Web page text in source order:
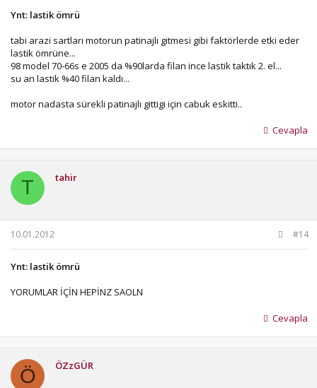
Ynt: lastik ömrü
tabi arazi sartları motorun patinajlı gitmesi gibi faktörlerde etki eder
lastik ömrüne...
98 model 70-66s e 2005 da %90larda filan ince lastik taktık 2. el...
su an lastik %40 filan kaldı...
motor nadasta sürekli patinajlı gittigi için cabuk eskitti..
Cevapla
T tahir
10.01.2012 #14
Ynt: lastik ömrü
YORUMLAR İÇİN HEPİNZ SAOLN
Cevapla
Ö ÖZzGÜR